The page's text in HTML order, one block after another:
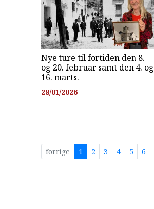
Nye ture til fortiden den 8.
og 20. februar samt den 4. og
16. marts.
28/01/2026
forrige 1 2 3 4 5 6